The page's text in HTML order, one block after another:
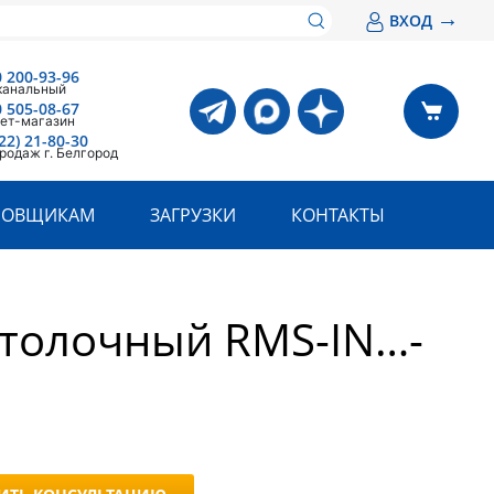
ВХОД →
200-93-96
505-08-67
магазин
21-80-30
г. Белгород
ЗАГРУЗКИ КОНТАКТЫ
RMS-IN…-